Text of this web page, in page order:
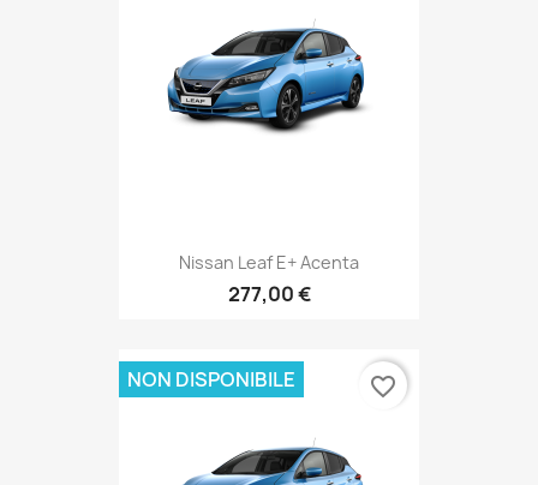
Nissan Leaf E+ Acenta
277,00 €
NON DISPONIBILE favorite_border